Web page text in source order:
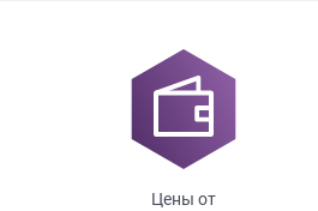
Цены от